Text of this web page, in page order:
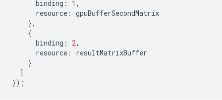
binding : 1 ,
resource : gpuBufferSecondMatrix
},
{
binding : 2,
resource :
resultMatrixBuffer
}
]
});